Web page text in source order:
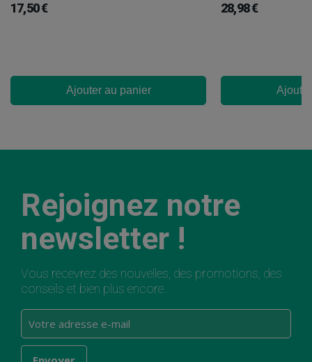
17,50 €
Ajouter au panier
28,98 €
Rejoignez notre
newsletter !
Vous recevrez des nouvelles, des promotions, des
conseils et bien plus encore.